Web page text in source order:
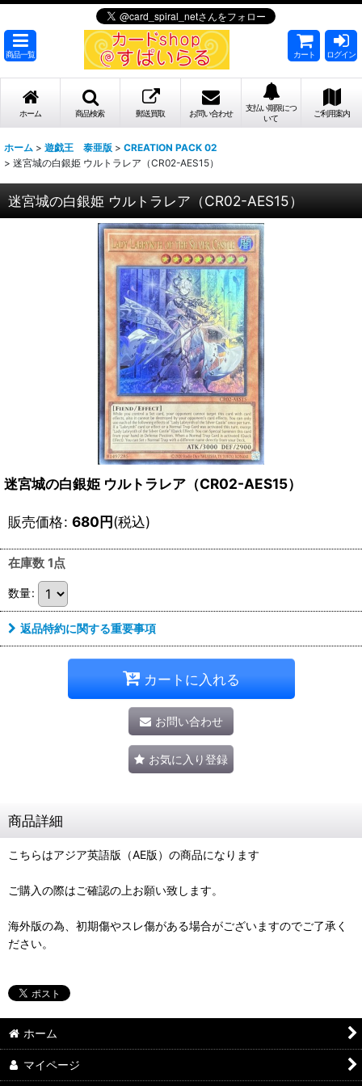
商品一覧 カート ログイン
ホーム 商品検索 郵送買取 お問い合わせ
支払い期限につ
いて
ご利用案内
ホーム > 遊戯王 泰亜版 > CREATION PACK 02
> 迷宮城の白銀姫 ウルトラレア（CR02-AES15）
迷宮城の白銀姫 ウルトラレア（CR02-AES15）
迷宮城の白銀姫 ウルトラレア（CR02-AES15）
販売価格: 680円(税込)
在庫数 1点
数量:
返品特約に関する重要事項
カートに入れる
お問い合わせ
お気に入り登録
商品詳細
こちらはアジア英語版（AE版）の商品になります
ご購入の際はご確認の上お願い致します。
海外版の為、初期傷やスレ傷がある場合がございますのでご了承く
ださい。
ホーム
マイページ